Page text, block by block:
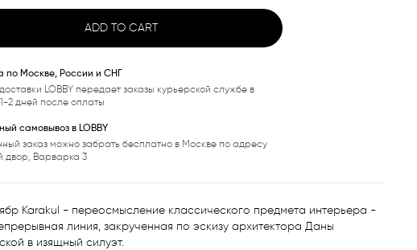
ADD TO CART
по Москве, России и СНГ
LOBBY передает заказы курьерской службе в
2 дней после оплаты
самовывоз в LOBBY
заказ можно забрать бесплатно в Москве по адресу
двор, Варварка 3
Karakul - переосмысление классического предмета интерьера -
линия, закрученная по эскизу архитектора Даны
в изящный силуэт.